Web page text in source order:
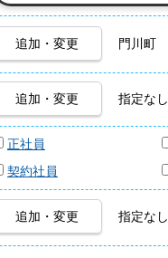
追加・変更 門川町
追加・変更 指定なし
正社員
契約社員
追加・変更 指定なし